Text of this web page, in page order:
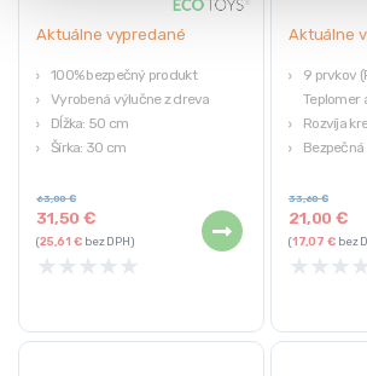
Aktuálne vypredané
100% bezpečný produkt
Vyrobená výlučne z dreva
Dĺžka: 50 cm
Šírka: 30 cm
31,50€
63,00€
(25,61€bez DPH)
★ ★ ★ ★ ★
Aktuálne
9 prvkov
Teplomer
Rozvíja
Taška na
21,00€
33,60€
(17,07€bez
★ ★ ★ ★